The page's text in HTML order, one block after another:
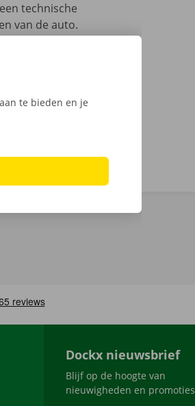
technische
van de auto.
Dockx nieuwsbrief
Blijf op de hoogte van
nieuwigheden en promoties
te bieden en je